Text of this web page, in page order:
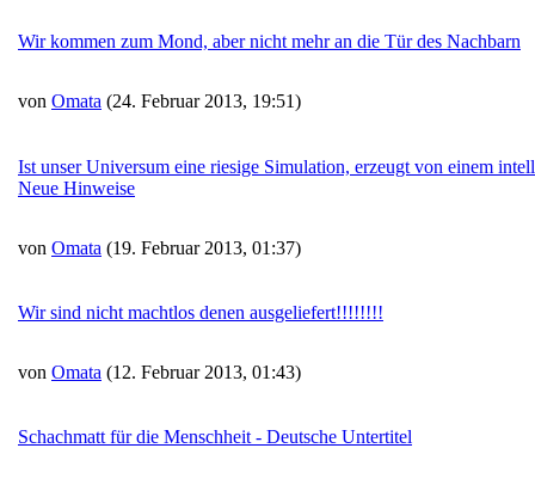
Wir kommen zum Mond, aber nicht mehr an die Tür des Nachbarn
von Omata (24. Februar 2013, 19:51)
Ist unser Universum eine riesige Simulation, erzeugt von einem
Neue Hinweise
von Omata (19. Februar 2013, 01:37)
Wir sind nicht machtlos denen ausgeliefert!!!!!!!!
von Omata (12. Februar 2013, 01:43)
Schachmatt für die Menschheit - Deutsche Untertitel